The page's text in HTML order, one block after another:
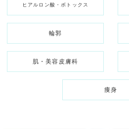
ヒアルロン酸・ボトックス
輪郭
肌・美容皮膚科
痩身